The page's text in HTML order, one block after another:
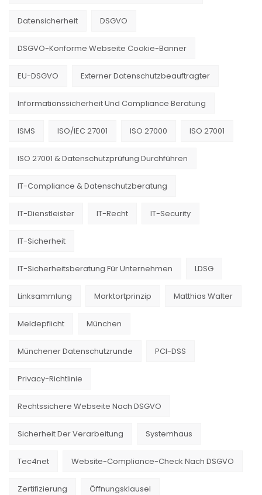
Datensicherheit DSGVO
DSGVO-Konforme Webseite Cookie-Banner
EU-DSGVO Externer Datenschutzbeauftragter
Informationssicherheit Und Compliance Beratung
ISMS ISO/IEC 27001 ISO 27000 ISO 27001
ISO 27001 & Datenschutzprüfung Durchführen
IT-Compliance & Datenschutzberatung
IT-Dienstleister IT-Recht IT-Security
IT-Sicherheit
IT-Sicherheitsberatung Für Unternehmen LDSG
Linksammlung Marktortprinzip Matthias Walter
Meldepflicht München
Münchener Datenschutzrunde PCI-DSS
Privacy-Richtlinie
Rechtssichere Webseite Nach DSGVO
Sicherheit Der Verarbeitung Systemhaus
Tec4net Website-Compliance-Check Nach DSGVO
Zertifizierung Öffnungsklausel